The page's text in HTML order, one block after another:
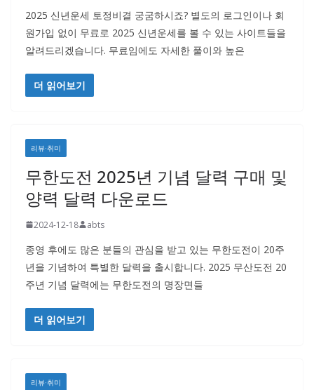
2025 신년운세 토정비결 궁굼하시죠? 별도의 로그인이나 회
원가입 없이 무료로 2025 신년운세를 볼 수 있는 사이트들을
알려드리겠습니다. 무료임에도 자세한 풀이와 높은
더 읽어보기
리뷰·취미
무한도전 2025년 기념 달력 구매 및
양력 달력 다운로드
2024-12-18 abts
종영 후에도 많은 분들의 관심을 받고 있는 무한도전이 20주
년을 기념하여 특별한 달력을 출시합니다. 2025 무산도전 20
주년 기념 달력에는 무한도전의 명장면들
더 읽어보기
리뷰·취미